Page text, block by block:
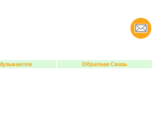
Обратная Связь